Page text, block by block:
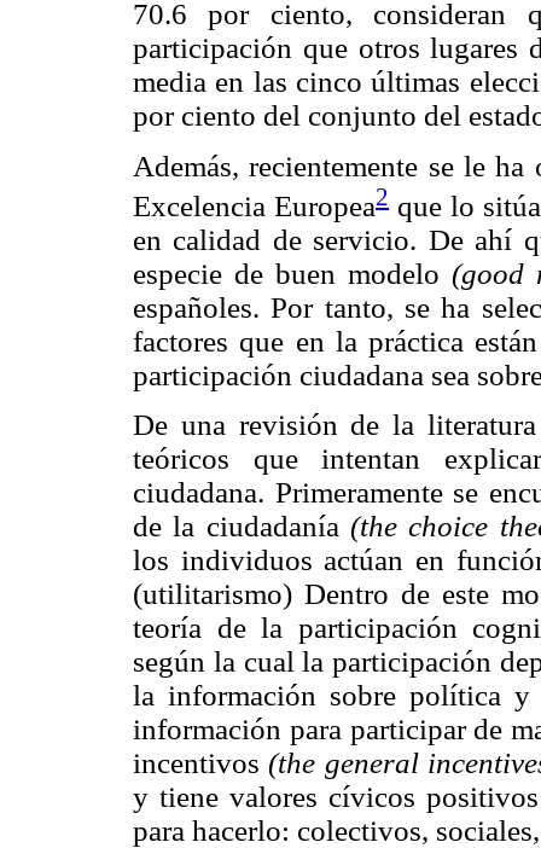
70.6 por ciento, consideran
participación que otros lugares
media en las cinco últimas
por ciento del conjunto del
Además, recientemente se le
Excelencia Europea2que lo
en calidad de servicio. De ahí
especie de buen modelo (good
españoles. Por tanto, se ha
factores que en la práctica
participación ciudadana sea
De una revisión de la
teóricos que intentan
ciudadana. Primeramente se
de la ciudadanía (the choice
los individuos actúan en
(utilitarismo) Dentro de este
teoría de la participación
según la cual la participación
la información sobre política
información para participar de
incentivos(the general
y tiene valores cívicos
para hacerlo: colectivos,